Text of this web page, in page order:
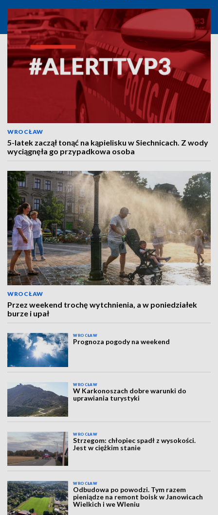
WROCŁAW
5-latek zaczął tonąć na kąpielisku w Siechnicach. Z wody
wyciągnęła go przypadkowa osoba
WROCŁAW
Przez weekend trochę wytchnienia, a w poniedziałek
burze i upał
WROCŁAW
Prognoza pogody na weekend
WROCŁAW
W Karkonoszach dobre warunki do
uprawiania turystyki
WROCŁAW
Strzegom: chłopiec spadł z wysokości.
Jest w ciężkim stanie
WROCŁAW
Odbudowa po powodzi. Tym razem
pieniądze na remont boisk w Janowicach
Wielkich i we Wleniu